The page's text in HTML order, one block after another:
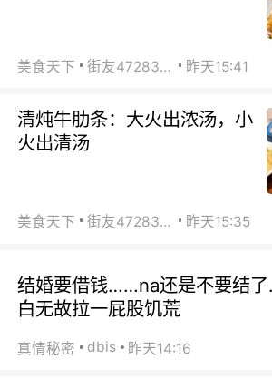
美食天下 街友472838572 昨天15:41
清炖牛肋条：大火出浓汤，小
火出清汤
美食天下 街友472838572 昨天15:35
结婚要借钱……na还是不要结
白无故拉一屁股饥荒
真情秘密 dbis 昨天14:16